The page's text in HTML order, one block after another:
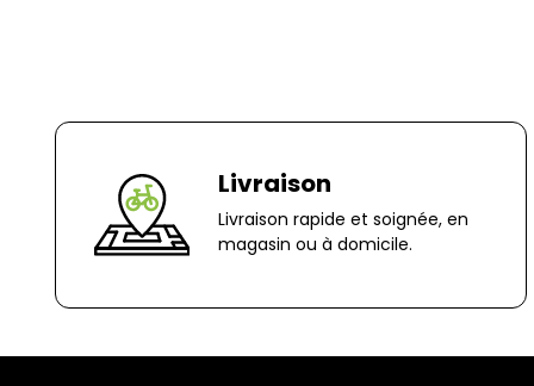
Livraison
Livraison rapide et soignée, en
magasin ou à domicile.